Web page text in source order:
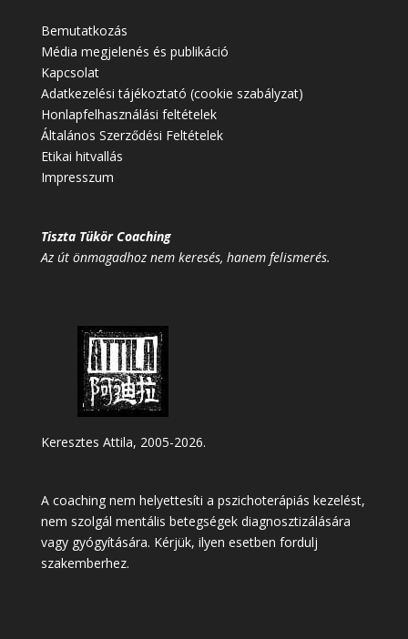
Bemutatkozás
Média megjelenés és publikáció
Kapcsolat
Adatkezelési tájékoztató (cookie szabályzat)
Honlapfelhasználási feltételek
Általános Szerződési Feltételek
Etikai hitvallás
Impresszum
Tiszta Tükör Coaching
Az út önmagadhoz nem keresés, hanem felismerés.
Keresztes Attila, 2005-2026.
A coaching nem helyettesíti a pszichoterápiás kezelést,
nem szolgál mentális betegségek diagnosztizálására
vagy gyógyítására. Kérjük, ilyen esetben fordulj
szakemberhez.